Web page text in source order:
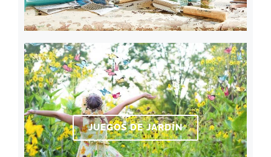
JUEGOS DE JARDÍN